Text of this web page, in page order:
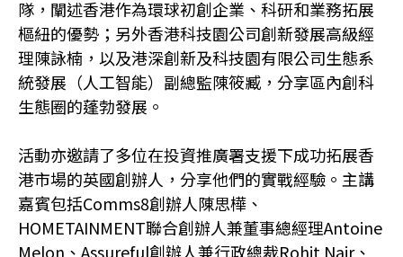
隊，闡述香港作為環球初創企業、科研和業務拓展
樞紐的優勢；另外香港科技園公司創新發展高級經
理陳詠楠，以及港深創新及科技園有限公司生態系
統發展（人工智能）副總監陳筱臧，分享區內創科
生態圈的蓬勃發展。
活動亦邀請了多位在投資推廣署支援下成功拓展香
港市場的英國創辦人，分享他們的實戰經驗。主講
嘉賓包括Comms8創辦人陳思樺、
HOMETAINMENT聯合創辦人兼董事總經理Antoine
Melon、Assureful創辦人兼行政總裁Rohit Nair、